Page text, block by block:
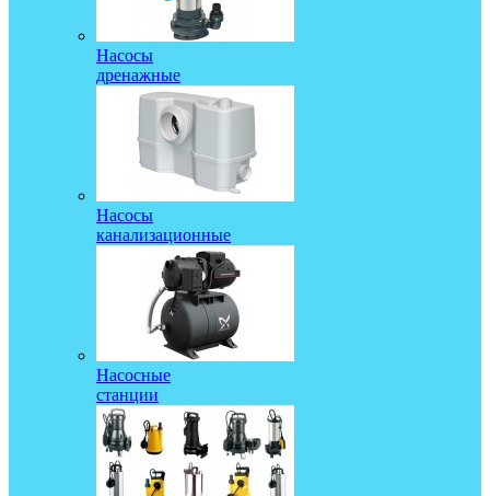
Насосы
дренажные
Насосы
канализационные
Насосные
станции